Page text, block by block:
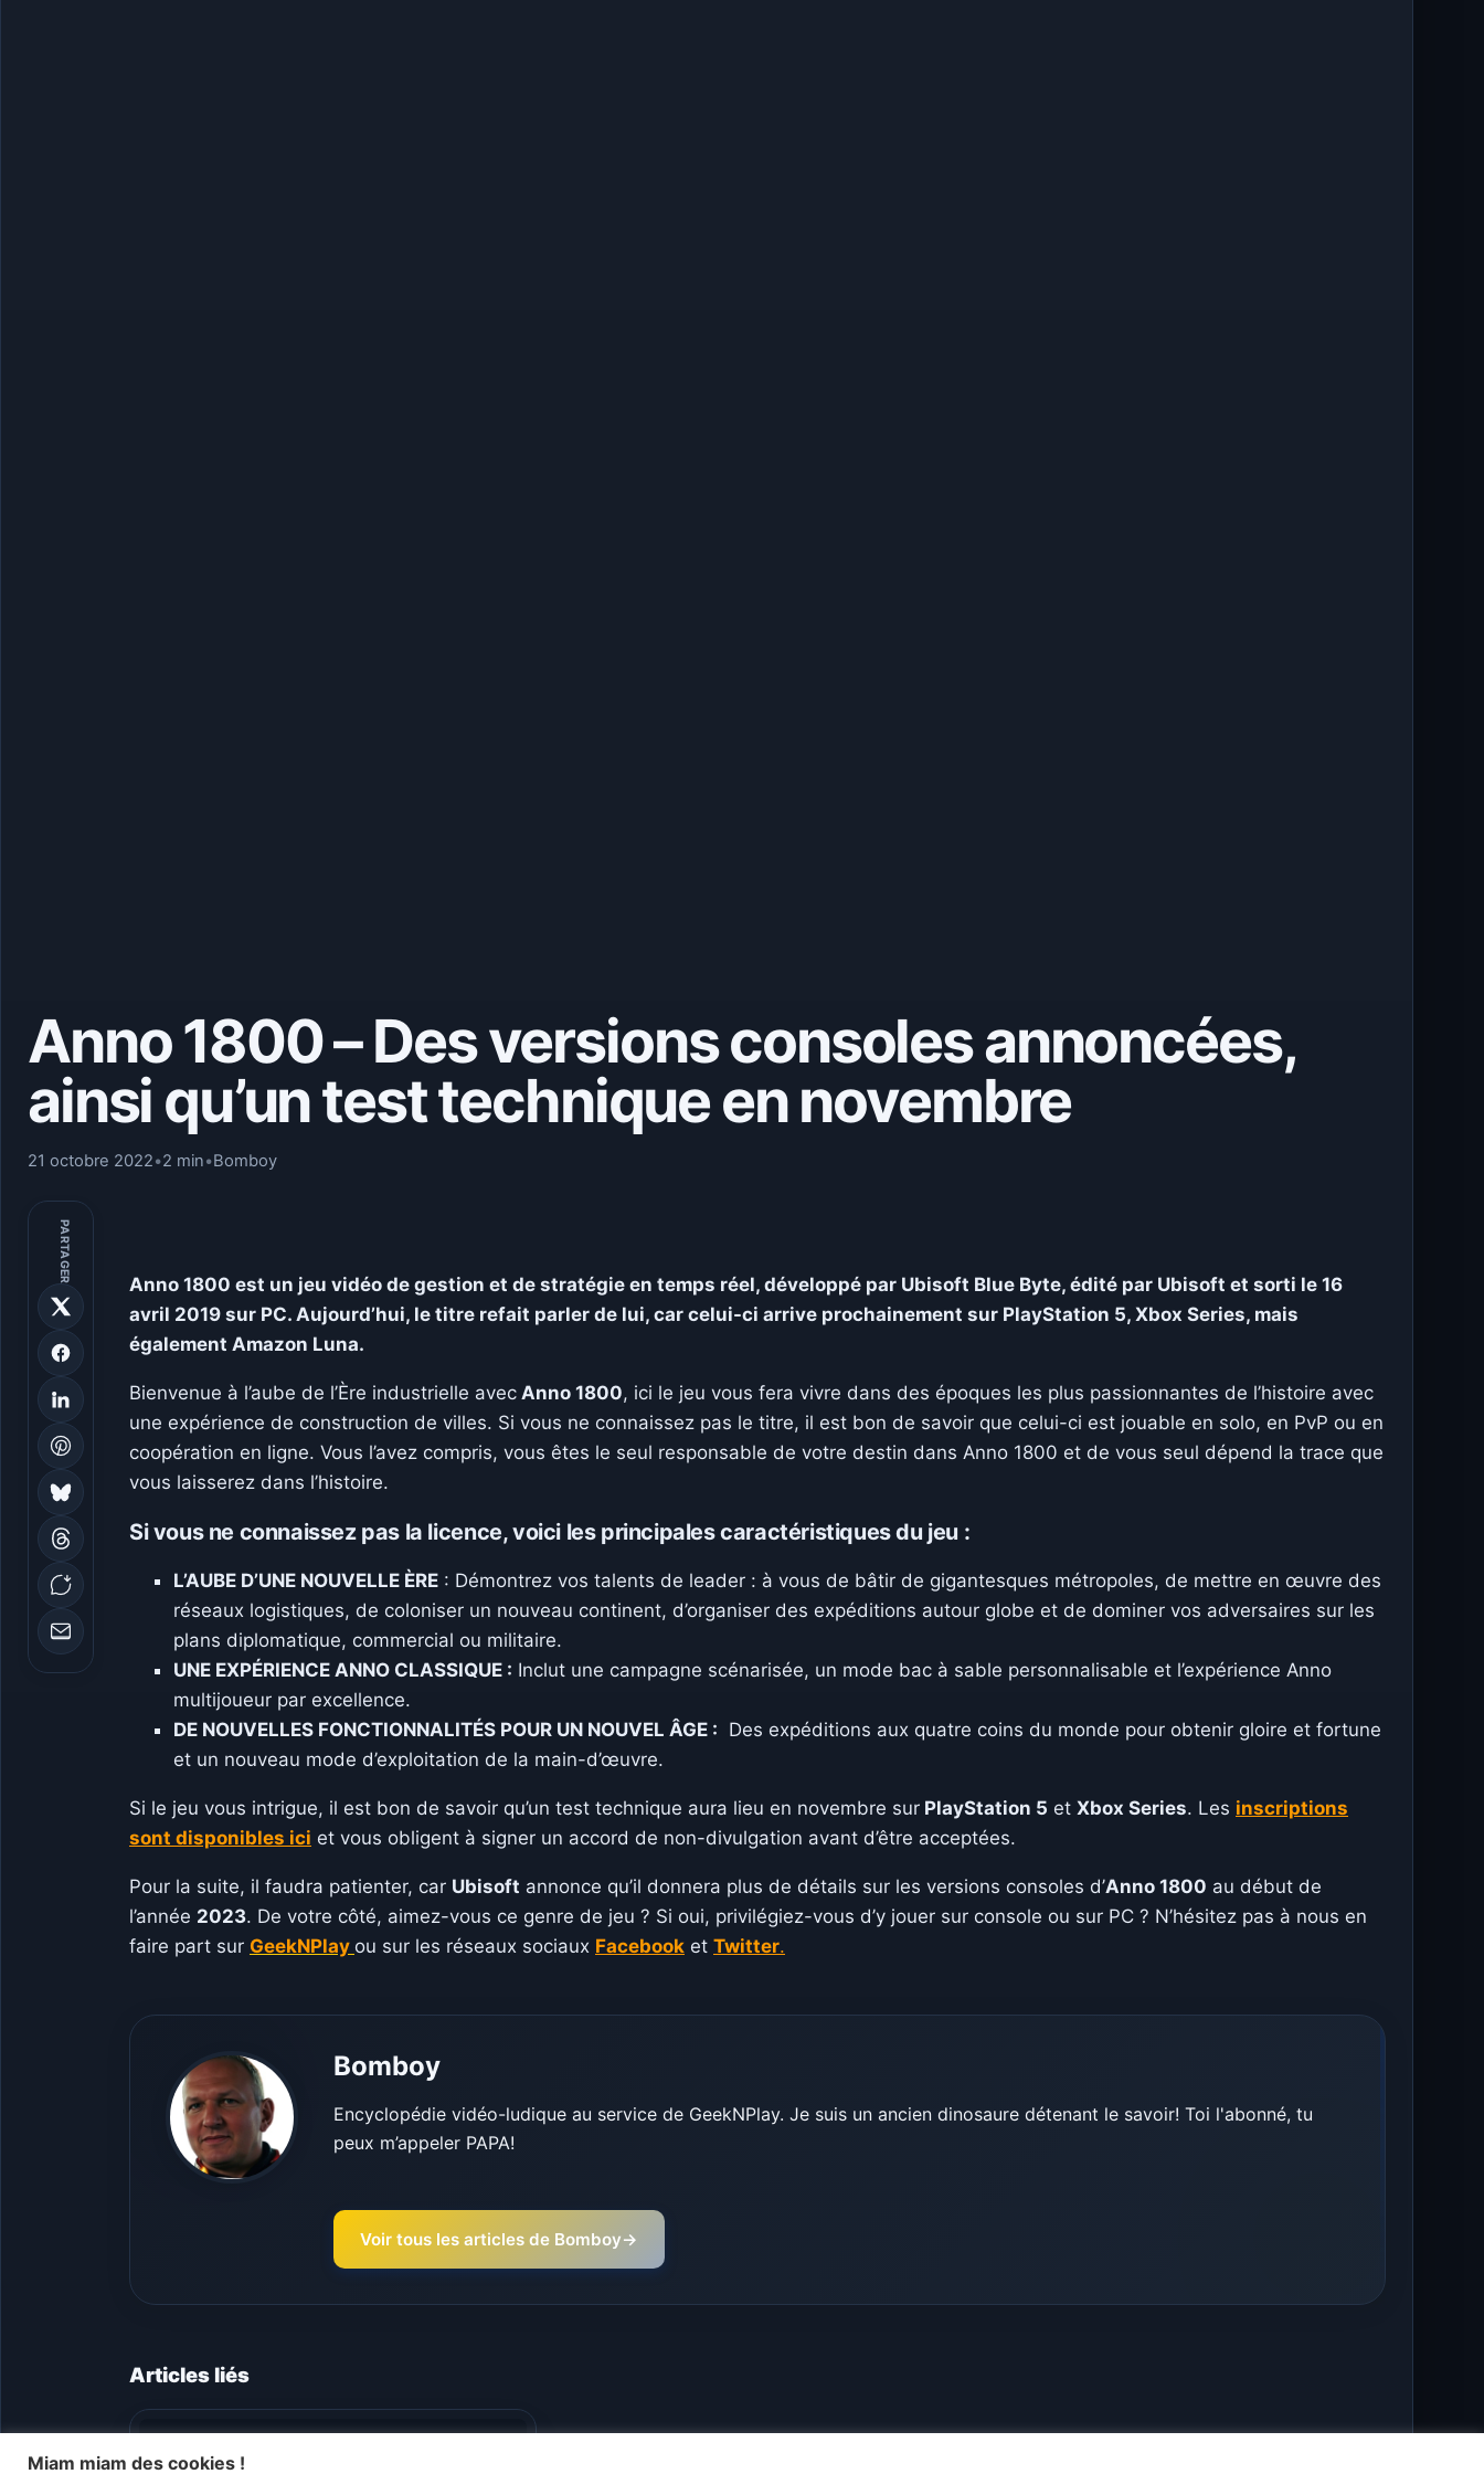
Anno 1800 – Des versions consoles annoncées,
ainsi qu’un test technique en novembre
21 octobre 2022•2 min•Bomboy
PARTAGER
Anno 1800 est un jeu vidéo de gestion et de stratégie en temps réel, développé par Ubisoft Blue Byte, édité par Ubisoft et sorti le 16
avril 2019 sur PC. Aujourd’hui, le titre refait parler de lui, car celui-ci arrive prochainement sur PlayStation 5, Xbox Series, mais
également Amazon Luna.
Bienvenue à l’aube de l’Ère industrielle avec Anno 1800, ici le jeu vous fera vivre dans des époques les plus passionnantes de l’histoire avec
une expérience de construction de villes. Si vous ne connaissez pas le titre, il est bon de savoir que celui-ci est jouable en solo, en PvP ou en
coopération en ligne. Vous l’avez compris, vous êtes le seul responsable de votre destin dans Anno 1800 et de vous seul dépend la trace que
vous laisserez dans l’histoire.
Si vous ne connaissez pas la licence, voici les principales caractéristiques du jeu :
L’AUBE D’UNE NOUVELLE ÈRE : Démontrez vos talents de leader : à vous de bâtir de gigantesques métropoles, de mettre en œuvre des
réseaux logistiques, de coloniser un nouveau continent, d’organiser des expéditions autour globe et de dominer vos adversaires sur les
plans diplomatique, commercial ou militaire.
UNE EXPÉRIENCE ANNO CLASSIQUE : Inclut une campagne scénarisée, un mode bac à sable personnalisable et l’expérience Anno
multijoueur par excellence.
DE NOUVELLES FONCTIONNALITÉS POUR UN NOUVEL ÂGE : Des expéditions aux quatre coins du monde pour obtenir gloire et fortune
et un nouveau mode d’exploitation de la main-d’œuvre.
Si le jeu vous intrigue, il est bon de savoir qu’un test technique aura lieu en novembre sur PlayStation 5 et Xbox Series. Les inscriptions
sont disponibles ici et vous obligent à signer un accord de non-divulgation avant d’être acceptées.
Pour la suite, il faudra patienter, car Ubisoft annonce qu’il donnera plus de détails sur les versions consoles d’Anno 1800 au début de
l’année 2023. De votre côté, aimez-vous ce genre de jeu ? Si oui, privilégiez-vous d’y jouer sur console ou sur PC ? N’hésitez pas à nous en
faire part sur GeekNPlay ou sur les réseaux sociaux Facebook et Twitter.
Bomboy
Encyclopédie vidéo-ludique au service de GeekNPlay. Je suis un ancien dinosaure détenant le savoir! Toi l'abonné, tu
peux m’appeler PAPA!
Voir tous les articles de Bomboy→
Articles liés
Miam miam des cookies !